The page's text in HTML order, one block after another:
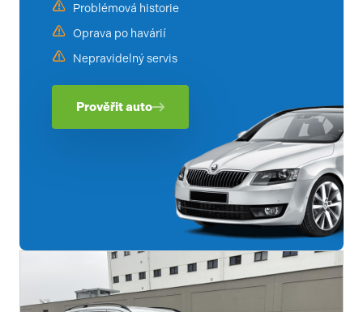
Problémová historie
Oprava po havárií
Nepravidelný servis
Prověřit auto